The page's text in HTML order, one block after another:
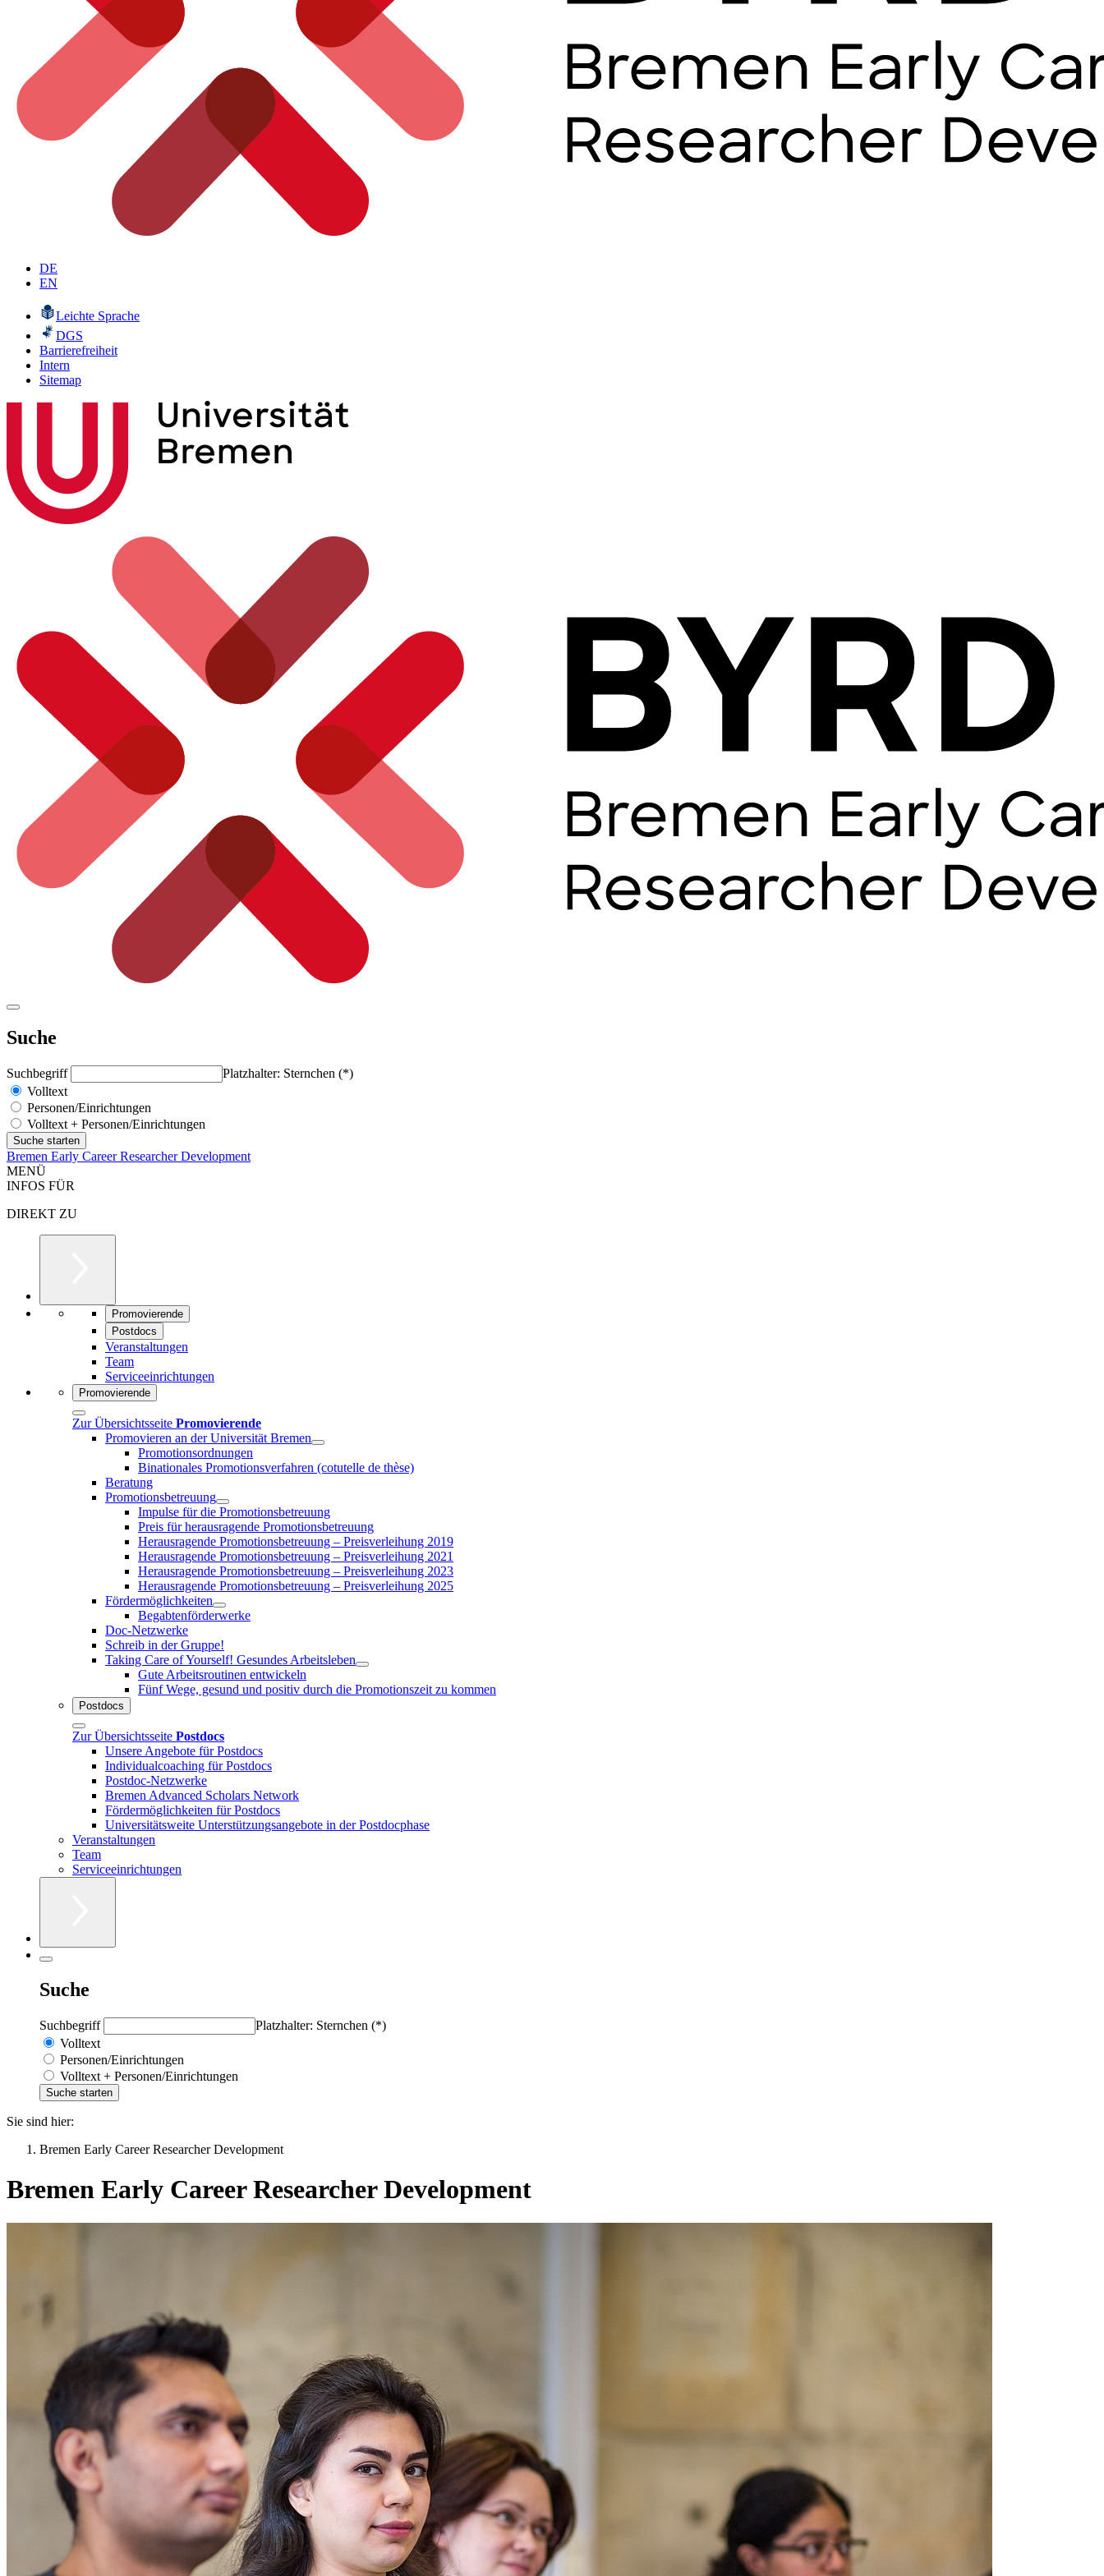
DE
EN
Leichte Sprache
DGS
Barrierefreiheit
Intern
Sitemap
Suche
Suchbegriff
Platzhalter: Sternchen (*)
Volltext
Personen/Einrichtungen
Volltext + Personen/Einrichtungen
Bremen Early Career Researcher Development
MENÜ
INFOS FÜR
DIREKT ZU
Promovierende
Postdocs
Veranstaltungen
Team
Serviceeinrichtungen
Promovierende
Zur Übersichtsseite Promovierende
Promovieren an der Universität Bremen
Promotionsordnungen
Binationales Promotionsverfahren (cotutelle de thèse)
Beratung
Promotionsbetreuung
Impulse für die Promotionsbetreuung
Preis für herausragende Promotionsbetreuung
Herausragende Promotionsbetreuung – Preisverleihung 2019
Herausragende Promotionsbetreuung – Preisverleihung 2021
Herausragende Promotionsbetreuung – Preisverleihung 2023
Herausragende Promotionsbetreuung – Preisverleihung 2025
Fördermöglichkeiten
Begabtenförderwerke
Doc-Netzwerke
Schreib in der Gruppe!
Taking Care of Yourself! Gesundes Arbeitsleben
Gute Arbeitsroutinen entwickeln
Fünf Wege, gesund und positiv durch die Promotionszeit zu kommen
Postdocs
Zur Übersichtsseite Postdocs
Unsere Angebote für Postdocs
Individualcoaching für Postdocs
Postdoc-Netzwerke
Bremen Advanced Scholars Network
Fördermöglichkeiten für Postdocs
Universitätsweite Unterstützungsangebote in der Postdocphase
Veranstaltungen
Team
Serviceeinrichtungen
Suche
Suchbegriff
Platzhalter: Sternchen (*)
Volltext
Personen/Einrichtungen
Volltext + Personen/Einrichtungen
Sie sind hier:
Bremen Early Career Researcher Development
Bremen Early Career Researcher Development